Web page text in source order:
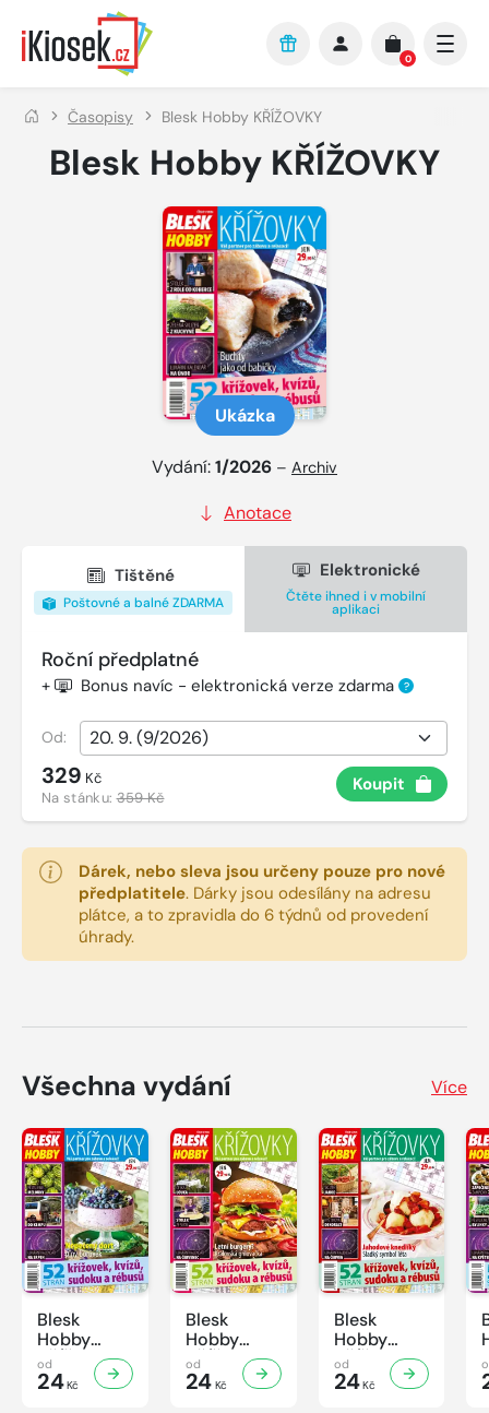
Přejít na hlavní obsah
0
Časopisy Blesk Hobby KŘÍŽOVKY
Blesk Hobby KŘÍŽOVKY
Ukázka
Vydání:1/2026 – Archiv
Anotace
Tištěné
Poštovné a balné ZDARMA
Elektronické
Čtěte ihned i v mobilní
aplikaci
Roční předplatné
+ Bonus navíc - elektronická verze zdarma ?
Od:
329 Kč
Na stánku:359 Kč
Koupit
Dárek, nebo sleva jsou určeny pouze pro nové
předplatitele. Dárky jsou odesílány na adresu
plátce, a to zpravidla do 6 týdnů od provedení
úhrady.
Všechna vydání Více
Blesk
Hobby
KŘÍŽOVKY
- 7/2026
od
24Kč
Blesk
Hobby
KŘÍŽOVKY
- 6/2026
od
24Kč
Blesk
Hobby
KŘÍŽOVKY
- 5/2026
od
24Kč